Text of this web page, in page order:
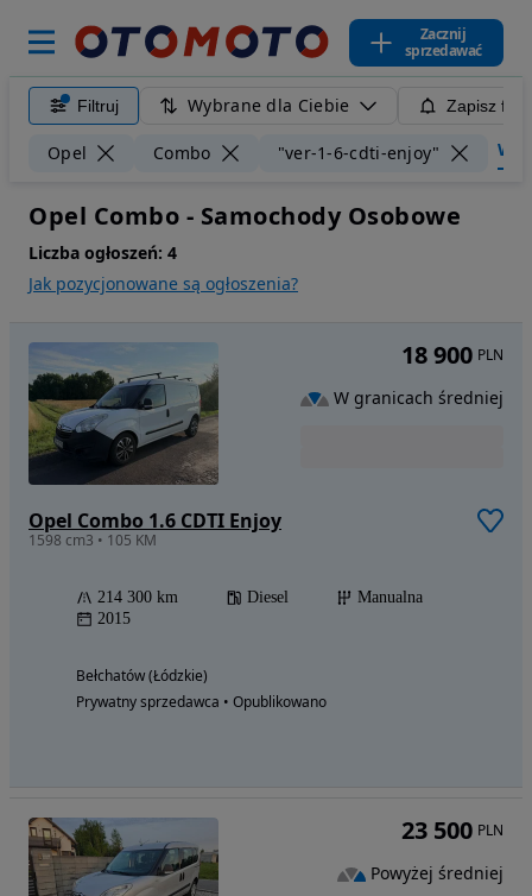
Zacznij
sprzedawać
Filtruj Wybrane dla Ciebie Zapisz
Opel Combo "ver-1-6-cdti-enjoy"
Opel Combo - Samochody Osobowe
Liczba ogłoszeń: 4
Jak pozycjonowane są ogłoszenia?
Opel Combo 1.6 CDTI Enjoy
1598 cm3 • 105 KM
214 300 km Diesel
Manualna
2015
Bełchatów (Łódzkie)
Prywatny sprzedawca • Opublikowano
18 900 PLN
W granicach średniej
23 500 PLN
Powyżej średniej